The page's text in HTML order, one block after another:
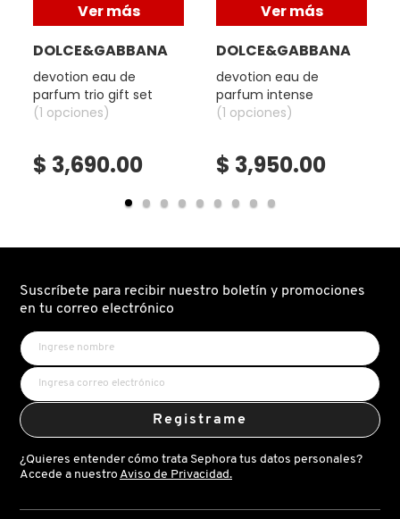
TOM FORD
TONYMOLY
TWEEZERMAN
URBAN DECAY
VALENTINO
YVES SAINT LAURENT
Ver más
DOLCE&GABBANA
devotion eau de
parfum trio gift set
(1 opciones)
$ 3,690.00
Ver más
DOLCE&GABBANA
devotion eau de
parfum intense
(1 opciones)
$ 3,950.00
Suscríbete para recibir nuestro boletín y promociones
en tu correo electrónico
Registrame
¿Quieres entender cómo trata Sephora tus datos personales?
Accede a nuestro Aviso de Privacidad.